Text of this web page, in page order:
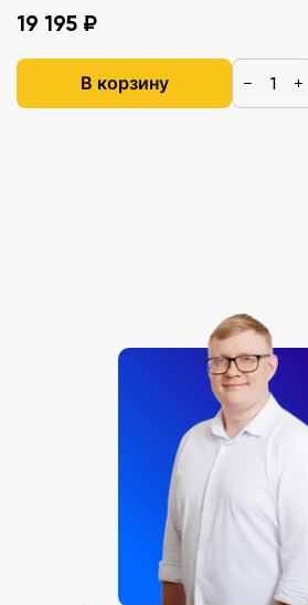
19 195 ₽
В корзину − +